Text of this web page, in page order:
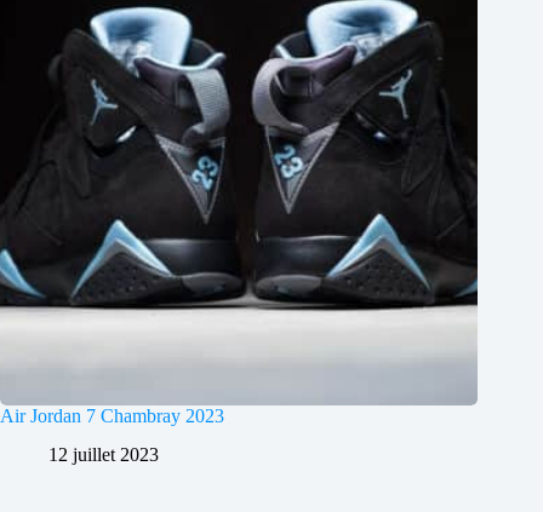
Air Jordan 7 Chambray 2023
12 juillet 2023